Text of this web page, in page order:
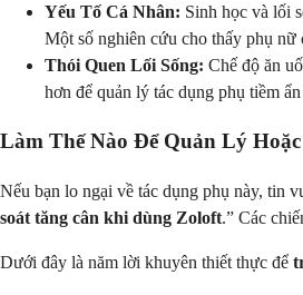
Yếu Tố Cá Nhân: Sinh học và lối
Một số nghiên cứu cho thấy phụ nữ
Thói Quen Lối Sống: Chế độ ăn
hơn để quản lý tác dụng phụ tiềm ẩn
Làm Thế Nào Để Quản Lý
Nếu bạn lo ngại về tác dụng phụ này, tin
soát tăng cân khi dùng Zoloft.” Các
Dưới đây là năm lời khuyên thiết thực để